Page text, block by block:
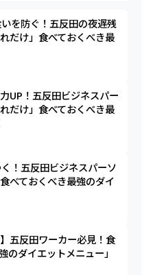
を防ぐ！五反田の夜遅残
だけ」食べておくべき最
UP！五反田ビジネスパー
だけ」食べておくべき最
！五反田ビジネスパーソ
べておくべき最強のダイ
五反田ワーカー必見！食
のダイエットメニュー」